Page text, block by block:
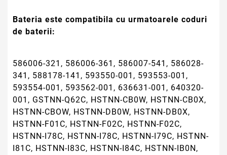
Bateria este compatibila cu urmatoarele coduri
de baterii:
586006-321, 586006-361, 586007-541, 586028-
341, 588178-141, 593550-001, 593553-001,
593554-001, 593562-001, 636631-001, 640320-
001, GSTNN-Q62C, HSTNN-CB0W, HSTNN-CB0X,
HSTNN-CBOW, HSTNN-DB0W, HSTNN-DB0X,
HSTNN-F01C, HSTNN-F02C, HSTNN-F02C,
HSTNN-I78C, HSTNN-I78C, HSTNN-I79C, HSTNN-
I81C, HSTNN-I83C, HSTNN-I84C, HSTNN-IB0N,